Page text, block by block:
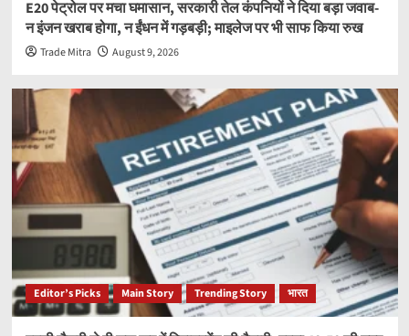
E20 पेट्रोल पर मचा घमासान, सरकारी तेल कंपनियों ने दिया बड़ा जवाब-
न इंजन खराब होगा, न ईंधन में गड़बड़ी; माइलेज पर भी साफ किया रुख
Trade Mitra August 9, 2026
Editor’s Picks Main Story Trending Story भारत